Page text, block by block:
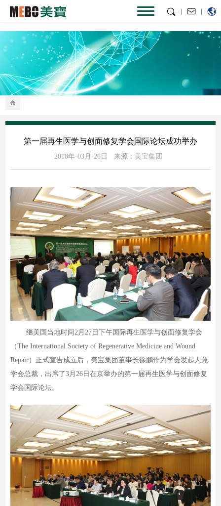
|
|
第一届再生医学与创面修复学会国际论坛成功举办
2018年-03月-26日 来源：美宝集团
继美国当地时间2月27日下午国际再生医学与创面修复学会
（The International Society of Regenerative Medicine and Wound
Repair）正式宣告成立后，美宝集团董事长徐鹏作为学会发起人兼
学会总裁，出席了3月26日在京举办的第一届再生医学与创面修复
学会国际论坛。